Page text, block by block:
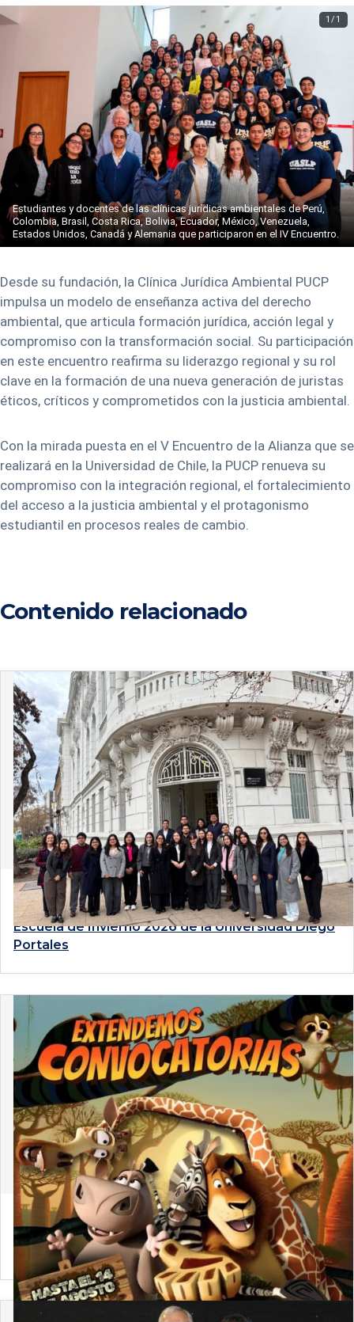
1/1
Estudiantes y docentes de las clínicas jurídicas ambientales de Perú,
Colombia, Brasil, Costa Rica, Bolivia, Ecuador, México, Venezuela,
Estados Unidos, Canadá y Alemania que participaron en el IV Encuentro.
Desde su fundación, la Clínica Jurídica Ambiental PUCP
impulsa un modelo de enseñanza activa del derecho
ambiental, que articula formación jurídica, acción legal y
compromiso con la transformación social. Su participación
en este encuentro reafirma su liderazgo regional y su rol
clave en la formación de una nueva generación de juristas
éticos, críticos y comprometidos con la justicia ambiental.
Con la mirada puesta en el V Encuentro de la Alianza que se
realizará en la Universidad de Chile, la PUCP renueva su
compromiso con la integración regional, el fortalecimiento
del acceso a la justicia ambiental y el protagonismo
estudiantil en procesos reales de cambio.
Contenido relacionado
4 de agosto de 2026
Estudiantes de Derecho PUCP participan en la
Escuela de Invierno 2026 de la Universidad Diego
Portales
4 de agosto de 2026
Convocatoria 2026-2: Únete a la Comisión Arte y
Derecho